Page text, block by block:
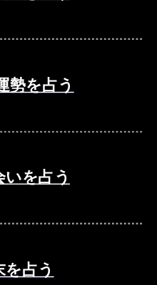
勢を占う
を占う
占う